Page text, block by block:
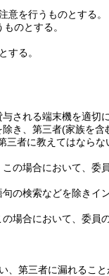
意を行うものとする。
のとする。
する。
される端末機を適切
、第三者(家族を含
者に教えてはなら
の場合において、委
検索などを除きイ
場合において、委員
第三者に漏れるこ